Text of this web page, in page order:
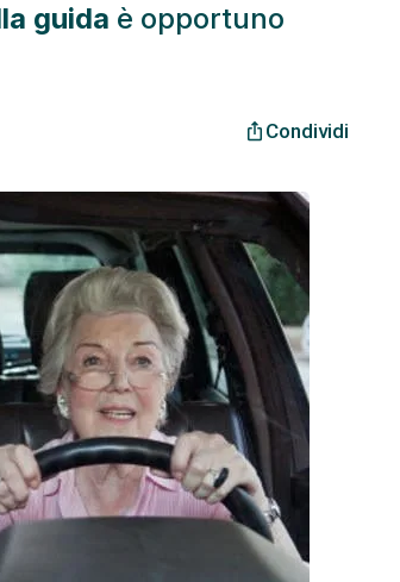
guida è opportuno
ios_share Condividi